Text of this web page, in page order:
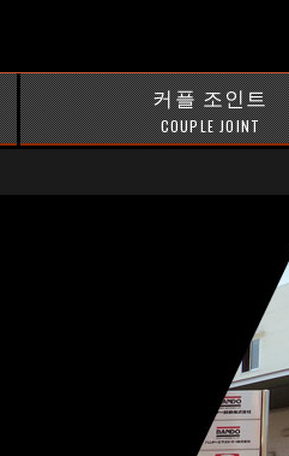
커플 조인트
COUPLE JOINT